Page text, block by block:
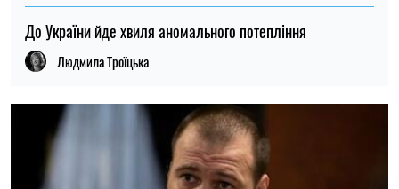
До України йде хвиля аномального потепління
Людмила Троїцька